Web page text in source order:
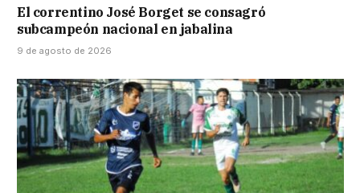
El correntino José Borget se consagró
subcampeón nacional en jabalina
9 de agosto de 2026